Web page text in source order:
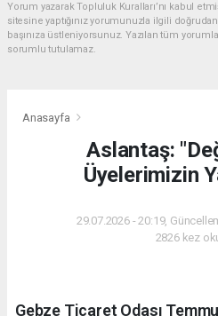
Yorum yazarak Topluluk Kuralları’nı kabul
sitesine yaptığınız yorumunuzla ilgili
başınıza üstleniyorsunuz. Yazılan tüm
sorumlu tutulamaz.
Anasayfa
Aslantaş:
Üyelerimizin
29.07.2026 - 20:19,
2826 kez
Gebze Ticaret Odası